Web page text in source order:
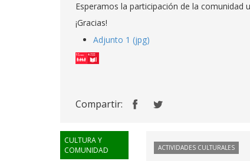
Esperamos la participación de la
¡Gracias!
Adjunto 1 (jpg)
Compartir:
CULTURA Y
COMUNIDAD
ACTIVIDADES CULTURALES